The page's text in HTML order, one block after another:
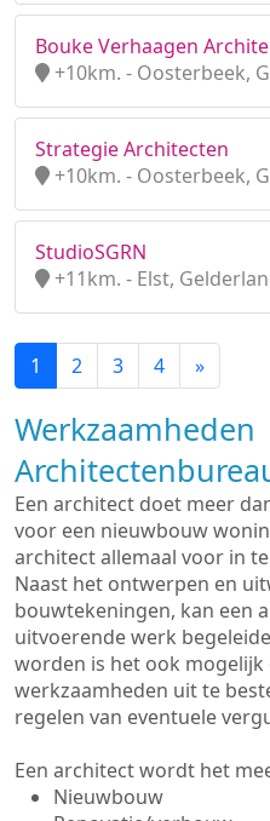
Bouke Verhaagen
+10km. - Oosterbeek,
Strategie Architecten
+10km. - Oosterbeek,
StudioSGRN
+11km. - Elst,
1 2 3 4 »
Werkzaamheden
Een architect doet meer
voor een nieuwbouw
architect allemaal voor in
Naast het ontwerpen en
bouwtekeningen, kan een
uitvoerende werk
worden is het ook
werkzaamheden uit te
regelen van eventuele
Een architect wordt het
Nieuwbouw